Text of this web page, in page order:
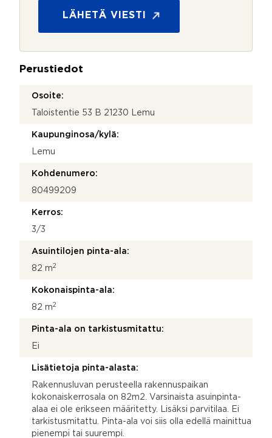
o
*
t
LÄHETÄ VIESTI
Perustiedot
Osoite:
Taloistentie 53 B 21230 Lemu
Kaupunginosa/kylä:
Lemu
Kohdenumero:
80499209
Kerros:
3/3
Asuintilojen pinta-ala:
82 m2
Kokonaispinta-ala:
82 m2
Pinta-ala on tarkistusmitattu:
Ei
Lisätietoja pinta-alasta:
Rakennusluvan perusteella rakennuspaikan
kokonaiskerrosala on 82m2. Varsinaista asuinpinta-
alaa ei ole erikseen määritetty. Lisäksi parvitilaa. Ei
tarkistusmitattu. Pinta-ala voi siis olla edellä mainittua
pienempi tai suurempi.